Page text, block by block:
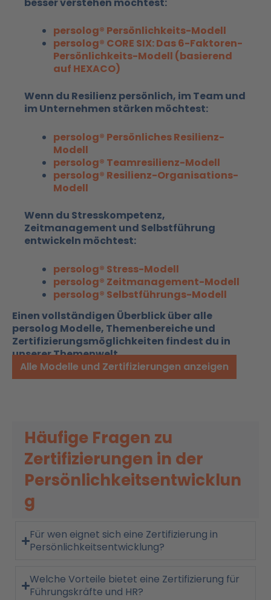
persolog® Persönlichkeits-Modell
persolog® CORE SIX: Das 6-Faktoren-
Persönlichkeits-Modell (basierend
auf HEXACO)
Wenn du Resilienz persönlich, im Team und
im Unternehmen stärken möchtest:
persolog® Persönliches Resilienz-
Modell
persolog® Teamresilienz-Modell
persolog® Resilienz-Organisations-
Modell
Wenn du Stresskompetenz,
Zeitmanagement und Selbstführung
entwickeln möchtest:
persolog® Stress-Modell
persolog® Zeitmanagement-Modell
persolog® Selbstführungs-Modell
Einen vollständigen Überblick über alle
persolog Modelle, Themenbereiche und
Zertifizierungsmöglichkeiten findest du in
unserer Themenwelt.
Alle Modelle und Zertifizierungen anzeigen
Häufige Fragen zu
Zertifizierungen in der
Persönlichkeitsentwicklun
g
Für wen eignet sich eine Zertifizierung in
Persönlichkeitsentwicklung?
Welche Vorteile bietet eine Zertifizierung für
Führungskräfte und HR?